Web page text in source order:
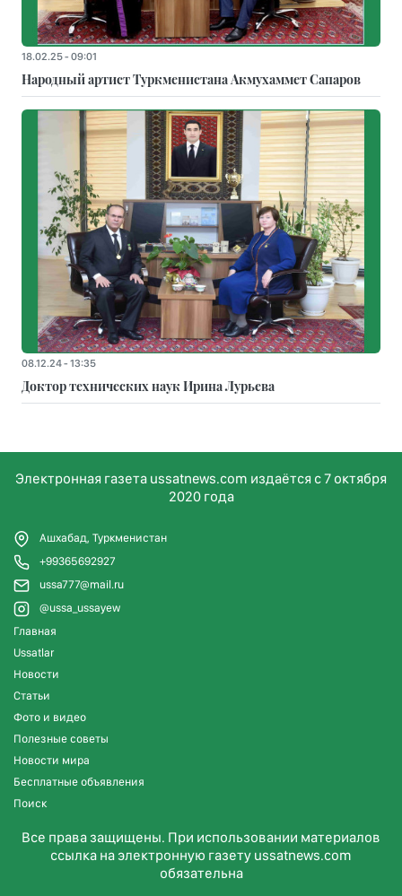
18.02.25 - 09:01
Народный артист Туркменистана Акмухаммет Сапаров
08.12.24 - 13:35
Доктор технических наук Ирина Лурьева
Электронная газета ussatnews.com издаётся с 7 октября
2020 года
Ашхабад, Туркменистан
+99365692927
ussa777@mail.ru
@ussa_ussayew
Главная
Ussatlar
Новости
Статьи
Фото и видео
Полезные советы
Новости мира
Бесплатные объявления
Поиск
Все права защищены. При использовании материалов
ссылка на электронную газету ussatnews.com
обязательна